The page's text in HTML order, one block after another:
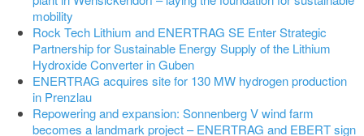
mobility
Rock Tech Lithium and ENERTRAG SE Enter Strategic
Partnership for Sustainable Energy Supply of the Lithium
Hydroxide Converter in Guben
ENERTRAG acquires site for 130 MW hydrogen production
in Prenzlau
Repowering and expansion: Sonnenberg V wind farm
becomes a landmark project – ENERTRAG and EBERT sign